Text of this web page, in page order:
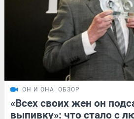
ОН И ОНА ОБЗОР
«Всех своих жен он
выпивку»: что стало с